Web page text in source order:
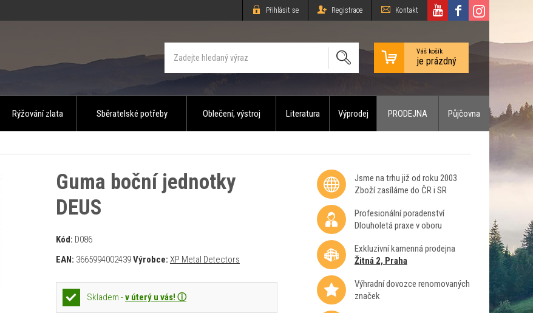
Přihlásit se Registrace Kontakt
Váš košík
je prázdný
Rýžování zlata Sběratelské potřeby Oblečení, výstroj Literatura Výprodej PRODEJNA Půjčovna
Guma boční jednotky
DEUS
Kód: D086
EAN: 3665994002439Výrobce: XP Metal Detectors
Skladem -v úterý u vás! ⓘ
Jsme na trhu již od roku 2003
Zboží zasíláme do ČR i SR
Profesionální poradenství
Dlouholetá praxe v oboru
Exkluzivní kamenná prodejna
Žitná 2, Praha
Výhradní dovozce renomovaných
značek